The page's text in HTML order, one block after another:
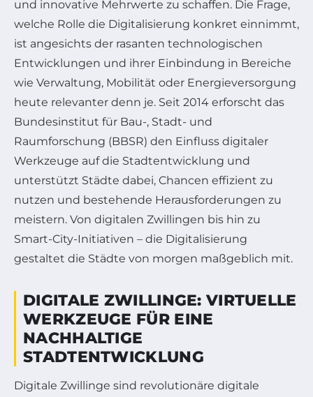
und innovative Mehrwerte zu schaffen. Die Frage,
welche Rolle die Digitalisierung konkret einnimmt,
ist angesichts der rasanten technologischen
Entwicklungen und ihrer Einbindung in Bereiche
wie Verwaltung, Mobilität oder Energieversorgung
heute relevanter denn je. Seit 2014 erforscht das
Bundesinstitut für Bau-, Stadt- und
Raumforschung (BBSR) den Einfluss digitaler
Werkzeuge auf die Stadtentwicklung und
unterstützt Städte dabei, Chancen effizient zu
nutzen und bestehende Herausforderungen zu
meistern. Von digitalen Zwillingen bis hin zu
Smart-City-Initiativen – die Digitalisierung
gestaltet die Städte von morgen maßgeblich mit.
DIGITALE ZWILLINGE: VIRTUELLE
WERKZEUGE FÜR EINE
NACHHALTIGE
STADTENTWICKLUNG
Digitale Zwillinge sind revolutionäre digitale